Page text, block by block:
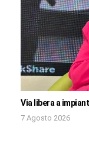
Via libera a
7 Agosto 2026